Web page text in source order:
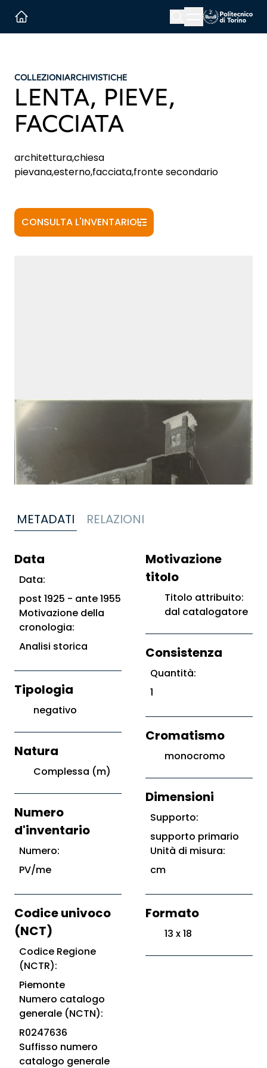
Menu button
COLLEZIONIARCHIVISTICHE
LENTA, PIEVE,
FACCIATA
architettura,chiesa
pievana,esterno,facciata,fronte secondario
CONSULTA L'INVENTARIO
METADATI RELAZIONI
Data
Data:
post 1925 - ante 1955
Motivazione della
cronologia:
Analisi storica
Tipologia
negativo
Natura
Complessa (m)
Numero
d'inventario
Numero:
PV/me
Codice univoco
(NCT)
Codice Regione
(NCTR):
Piemonte
Numero catalogo
generale (NCTN):
R0247636
Suffisso numero
catalogo generale
Motivazione
titolo
Titolo attribuito:
dal catalogatore
Consistenza
Quantità:
1
Cromatismo
monocromo
Dimensioni
Supporto:
supporto primario
Unità di misura:
cm
Formato
13 x 18